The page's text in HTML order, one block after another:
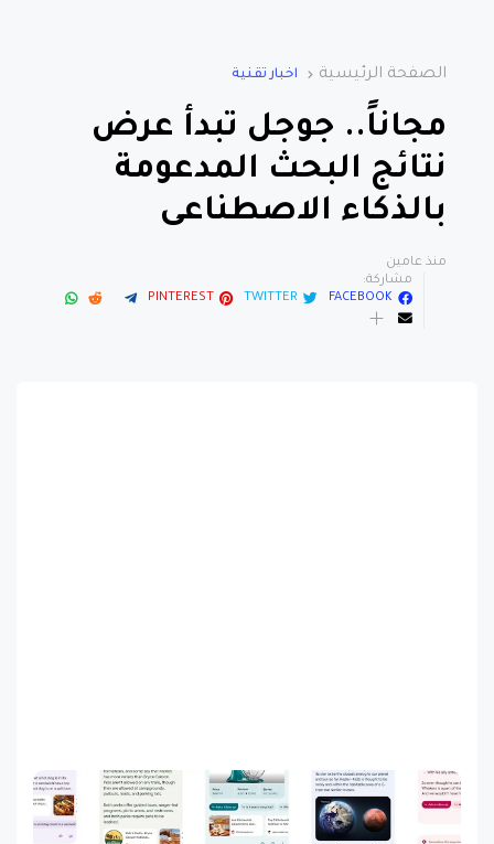
الصفحة الرئيسية اخبار تقنية
مجاناً.. جوجل تبدأ عرض
نتائج البحث المدعومة
بالذكاء الاصطناعى
منذ عامين
مشاركة:
FACEBOOK
TWITTER
PINTEREST